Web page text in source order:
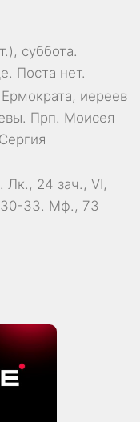
суббота.
Поста нет.
Ермократа, иереев
. Прп. Моисея
Сергия
Лк., 24 зач., VI,
33. Мф., 73